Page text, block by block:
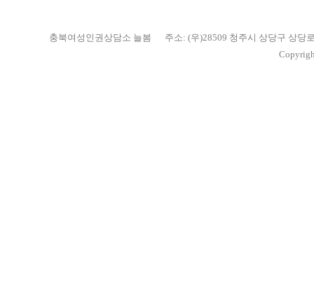
충북여성인권상담소 늘봄
주소: (우)28509 청주시 상당구 상당